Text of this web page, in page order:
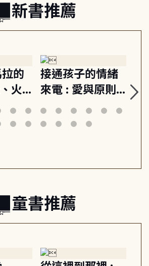
新書推薦
緒開
生不
分鐘
力, 找
成熟大人的幸福
上手力 : 擁抱平
凡中的每個燦爛
時刻, 給匱乏世代
童書推薦